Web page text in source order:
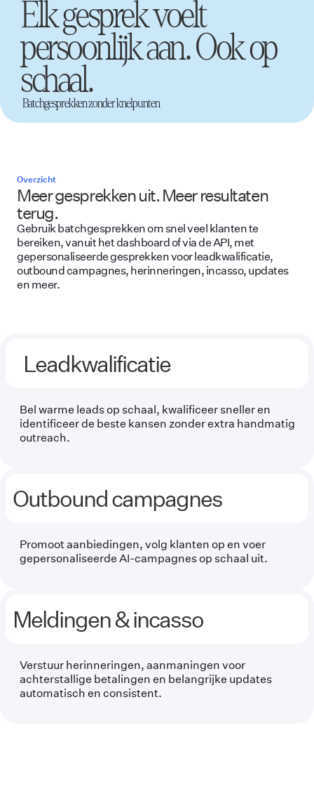
Elk gesprek voelt
persoonlijk aan. Ook op
schaal.
Batchgesprekken zonder knelpunten
Overzicht
Meer gesprekken uit. Meer resultaten
terug.
Gebruik batchgesprekken om snel veel klanten te
bereiken, vanuit het dashboard of via de API, met
gepersonaliseerde gesprekken voor leadkwalificatie,
outbound campagnes, herinneringen, incasso, updates
en meer.
Leadkwalificatie
Bel warme leads op schaal, kwalificeer sneller en
identificeer de beste kansen zonder extra handmatig
outreach.
Outbound campagnes
Promoot aanbiedingen, volg klanten op en voer
gepersonaliseerde AI-campagnes op schaal uit.
Meldingen & incasso
Verstuur herinneringen, aanmaningen voor
achterstallige betalingen en belangrijke updates
automatisch en consistent.